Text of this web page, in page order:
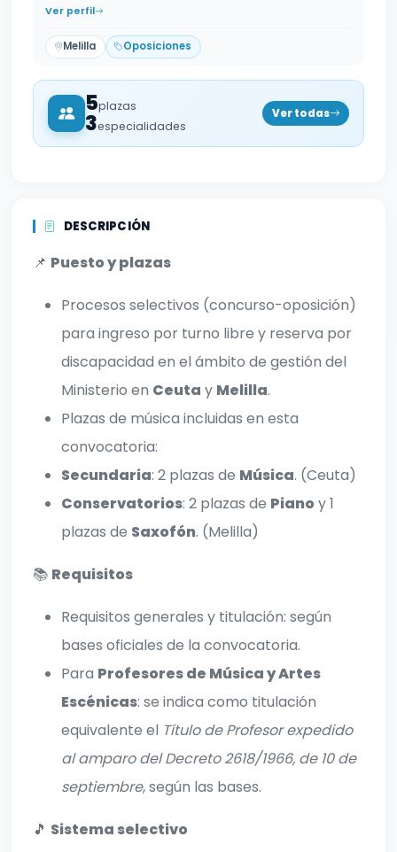
Ver perfil
Melilla Oposiciones
5plazas
3especialidades
Ver todas
DESCRIPCIÓN
📌 Puesto y plazas
Procesos selectivos (concurso-oposición)
para ingreso por turno libre y reserva por
discapacidad en el ámbito de gestión del
Ministerio en Ceuta y Melilla.
Plazas de música incluidas en esta
convocatoria:
Secundaria: 2 plazas de Música. (Ceuta)
Conservatorios: 2 plazas de Piano y 1
plazas de Saxofón. (Melilla)
📚 Requisitos
Requisitos generales y titulación: según
bases oficiales de la convocatoria.
Para Profesores de Música y Artes
Escénicas: se indica como titulación
equivalente el Título de Profesor expedido
al amparo del Decreto 2618/1966, de 10 de
septiembre, según las bases.
🎵 Sistema selectivo